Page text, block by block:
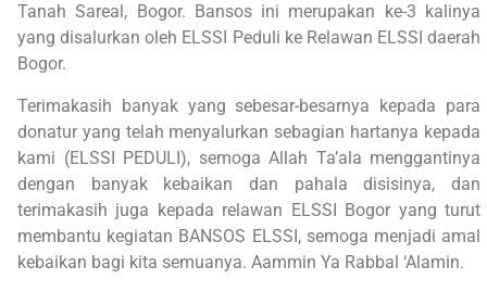
Tanah Sareal, Bogor. Bansos ini merupakan ke-3 kalinya
yang disalurkan oleh ELSSI Peduli ke Relawan ELSSI daerah
Bogor.
Terimakasih banyak yang sebesar-besarnya kepada para
donatur yang telah menyalurkan sebagian hartanya kepada
kami (ELSSI PEDULI), semoga Allah Ta’ala menggantinya
dengan banyak kebaikan dan pahala disisinya, dan
terimakasih juga kepada relawan ELSSI Bogor yang turut
membantu kegiatan BANSOS ELSSI, semoga menjadi amal
kebaikan bagi kita semuanya. Aammin Ya Rabbal ‘Alamin.